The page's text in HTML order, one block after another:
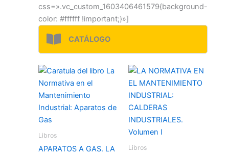
css=».vc_custom_1603406461579{background-
color: #ffffff !important;}»]
CATÁLOGO
Libros
APARATOS A GAS. LA
Libros